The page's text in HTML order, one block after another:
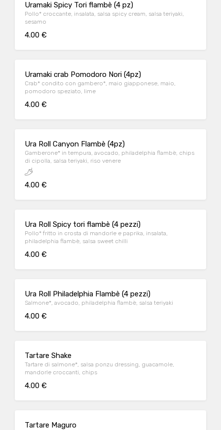
Uramaki Spicy Tori flambè (4 pz)
Pollo* croccante, insalata, salsa spicy cream, salsa teriyaki,
sesamo
4.00 €
Uramaki crab Pomodoro Nori (4pz)
Crab* condito con gambero*, maio giapponese, maio,
pomodoro speziato, lime
4.00 €
Ura Roll Canyon Flambè (4pz)
Gamberone* in tempura, avocado, philadelphia flambè, chips
di cipolla, salsa teriyaki, riso venere
4.00 €
Ura Roll Spicy tori flambè (4 pezzi)
Pollo* fritto in crosta di mandorle e paprika, insalata,
philadelphia flambè, salsa sweet chilli
4.00 €
Ura Roll Philadelphia Flambè (4 pezzi)
Salmone*, avocado, philadelphia flambè, salsa teriyaki
4.00 €
Tartare Shake
Tartare di salmone*, salsa ponzu dressing, guacamole,
mandorle croccanti, chips
4.00 €
Tartare Maguro